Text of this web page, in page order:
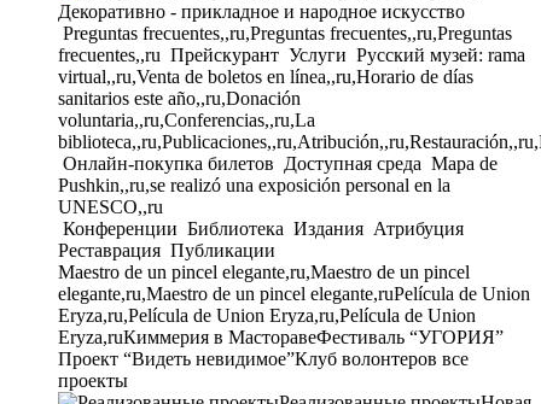
Декоративно - прикладное и народное искусство
Preguntas frecuentes,,ru,Preguntas frecuentes,,ru,Preguntas
frecuentes,,ru Прейскурант Услуги Русский музей: rama
virtual,,ru,Venta de boletos en línea,,ru,Horario de días
sanitarios este año,,ru,Donación
voluntaria,,ru,Conferencias,,ru,La
Онлайн-покупка билетов Доступная среда Mapa de
Pushkin,,ru,se realizó una exposición personal en la
UNESCO,,ru
Конференции Библиотека Издания Атрибуция
Реставрация Публикации
Maestro de un pincel elegante,ru,Maestro de un pincel
elegante,ru,Maestro de un pincel elegante,ruPelícula de Union
Eryza,ru,Película de Union Eryza,ru,Película de Union
Eryza,ruКиммерия в МасторавеФестиваль “УГОРИЯ”
Проект “Видеть невидимое”Клуб волонтеров все
проекты